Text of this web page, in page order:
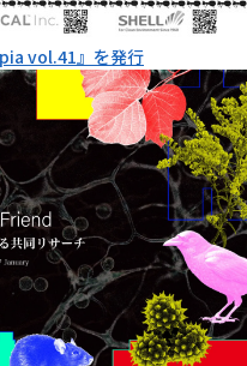
vol.41』を発行